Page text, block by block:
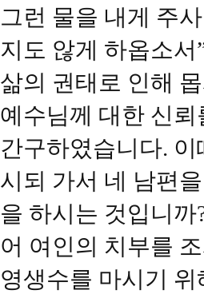
그런 물을 내게 주
지도 않게 하옵소
삶의 권태로 인해
예수님께 대한 신
간구하였습니다.
시되 가서 네 남편
을 하시는 것입니
어 여인의 치부를
영생수를 마시기